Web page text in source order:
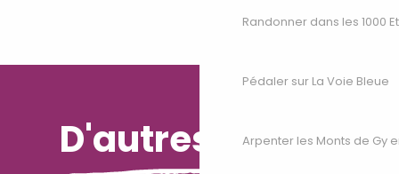
Randonner dans les 1000
Pédaler sur La Voie Bleue
Arpenter les Monts de Gy
D'autres envies